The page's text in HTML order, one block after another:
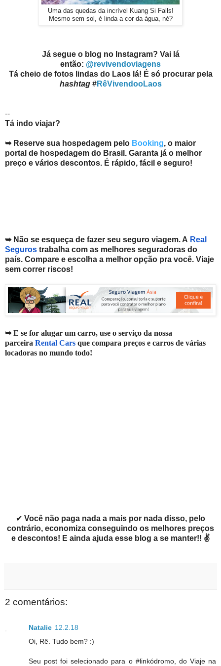
Uma das quedas da incrível Kuang Si Falls!
Mesmo sem sol, é linda a cor da água, né?
Já segue o blog no Instagram? Vai lá
então: @revivendoviagens
Tá cheio de fotos lindas do Laos lá! É só procurar pela
hashtag#RêVivendooLaos
--
Tá indo viajar?
➥ Reserve sua hospedagem pelo Booking, o maior
portal de hospedagem do Brasil. Garanta já o melhor
preço e vários descontos. É rápido, fácil e seguro!
➥ Não se esqueça de fazer seu seguro viagem. A Real
Seguros trabalha com as melhores seguradoras do
país. Compare e escolha a melhor opção pra você. Viaje
sem correr riscos!
➥ E se for alugar um carro, use o serviço da nossa
parceira Rental Cars que compara preços e carros de várias
locadoras no mundo todo!
✔ Você não paga nada a mais por nada disso, pelo
contrário, economiza conseguindo os melhores preços
e descontos! E ainda ajuda esse blog a se manter!! ✌
2 comentários:
Natalie 12.2.18
Oi, Rê. Tudo bem? :)
Seu post foi selecionado para o #linkódromo, do Viaje na